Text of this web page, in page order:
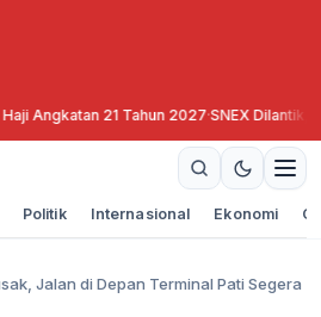
21 Tahun 2027·SNEX Dilantik, Siap All
Politik Internasional Ekonomi
Jalan di Depan Terminal Pati Segera